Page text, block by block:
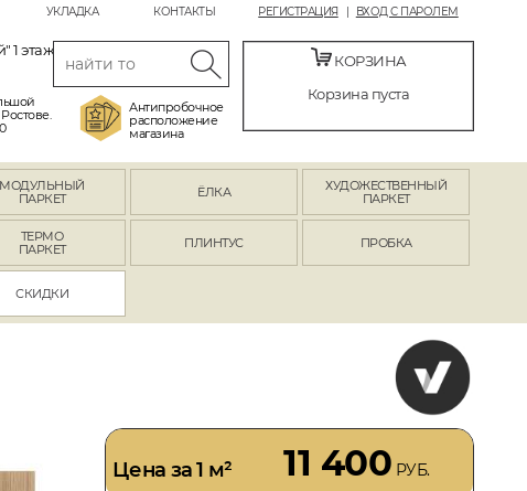
РЕГИСТРАЦИЯ ВХОД С ПАРОЛЕМ
УКЛАДКА КОНТАКТЫ
1 этаж
Антипробочное
расположение
магазина
КОРЗИНА
Корзина пуста
МОДУЛЬНЫЙ
ПАРКЕТ
ЁЛКА
ХУДОЖЕСТВЕННЫЙ
ПАРКЕТ
ТЕРМО
ПАРКЕТ
ПЛИНТУС ПРОБКА
СКИДКИ
Цена за 1 м² 11 400 РУБ.